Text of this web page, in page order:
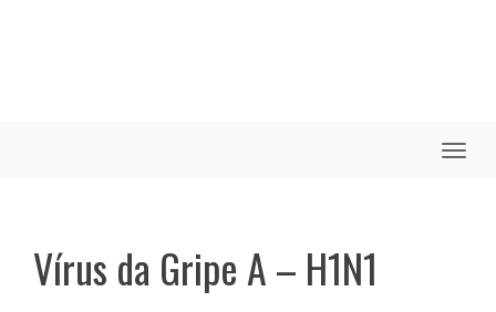
Toggle
Vírus da Gripe A – H1N1